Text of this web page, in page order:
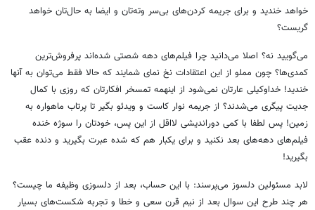
خواهد خندید و برای جریمه کردن‌های بی‌سر وته‌تان و ایضا به حال‌تان خواهد
گریست؟
می‌گویید نه؟ اصلا می‌دانید چرا فیلم‌های دهه شصتی شده‌اند پرفروش‌ترین
کمدی‌ها؟ چون مملو از این اعتقادات نخ نمای شمایند که حالا فقط می‌توان به آنها
خندید! خداوکیلی عارتان نمی‌شود از اینهمه تمسخر افکارتان که روزی با کمال
جدیت پیگری می‌شدند؟ از جریمه نوار کاست و ویدئو بگیر تا پرتاب ماهواره به
زمین! پس لطفا با کمی دوراندیشی لااقل از این پس، خودتان را سوژه خنده
فیلم‌های دهه‌های بعد نکنید و برای یکبار هم که شده عبرت بگیرید و دنده عقب
بگیرید!
لابد مسئولین دلسوز می‌پرسند: با این حساب، بعد از دلسوزی وظیفه ما چیست؟
هر چند طرح این سوال بعد از نیم قرن سعی و خطا و تجربه شکست‌های بسیار